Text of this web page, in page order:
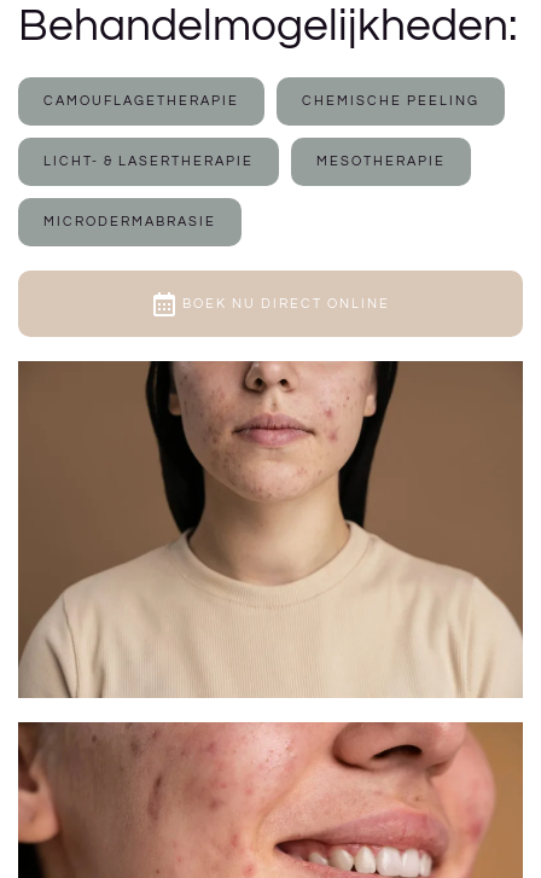
Behandelmogelijkheden:
CAMOUFLAGETHERAPIE CHEMISCHE PEELING
LICHT- & LASERTHERAPIE MESOTHERAPIE
MICRODERMABRASIE
BOEK NU DIRECT ONLINE